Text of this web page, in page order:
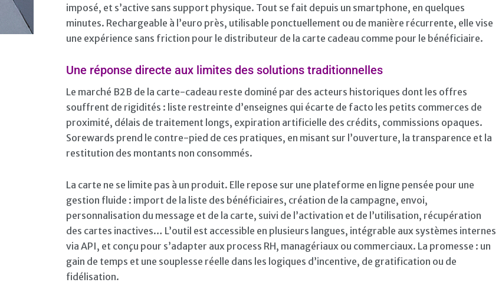
imposé, et s’active sans support physique. Tout se fait depuis un smartphone, en quelques
minutes. Rechargeable à l’euro près, utilisable ponctuellement ou de manière récurrente, elle vise
une expérience sans friction pour le distributeur de la carte cadeau comme pour le bénéficiaire.
Une réponse directe aux limites des solutions traditionnelles
Le marché B2B de la carte-cadeau reste dominé par des acteurs historiques dont les offres
souffrent de rigidités : liste restreinte d’enseignes qui écarte de facto les petits commerces de
proximité, délais de traitement longs, expiration artificielle des crédits, commissions opaques.
Sorewards prend le contre-pied de ces pratiques, en misant sur l’ouverture, la transparence et la
restitution des montants non consommés.
La carte ne se limite pas à un produit. Elle repose sur une plateforme en ligne pensée pour une
gestion fluide : import de la liste des bénéficiaires, création de la campagne, envoi,
personnalisation du message et de la carte, suivi de l’activation et de l’utilisation, récupération
des cartes inactives… L’outil est accessible en plusieurs langues, intégrable aux systèmes internes
via API, et conçu pour s’adapter aux process RH, managériaux ou commerciaux. La promesse : un
gain de temps et une souplesse réelle dans les logiques d’incentive, de gratification ou de
fidélisation.